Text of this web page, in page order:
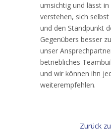
umsichtig und lässt in
verstehen, sich
und den Standpunkt
Gegenübers besser
unser
betriebliches
und wir können ihn
weiterempfehlen.
Zurück